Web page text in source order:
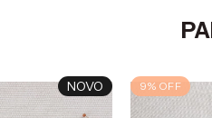
NOVO 9% OFF